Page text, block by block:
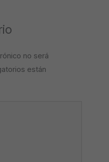
no será
están